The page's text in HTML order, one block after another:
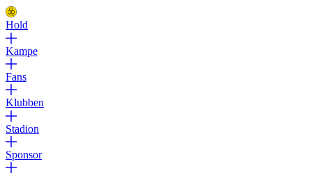
Hold
Kampe
Fans
Klubben
Stadion
Sponsor